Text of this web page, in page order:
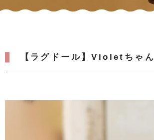
【ラグドール】Violetちゃん